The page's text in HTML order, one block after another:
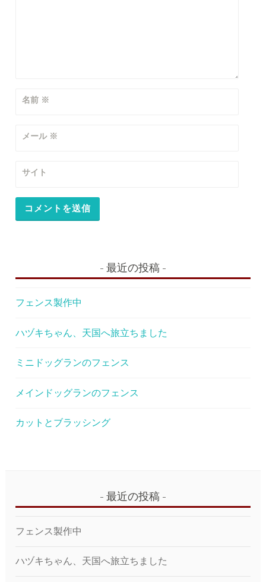
名前 ※
メール ※
サイト
最近の投稿
フェンス製作中
ハヅキちゃん、天国へ旅立ちました
ミニドッグランのフェンス
メインドッグランのフェンス
カットとブラッシング
最近の投稿
フェンス製作中
ハヅキちゃん、天国へ旅立ちました